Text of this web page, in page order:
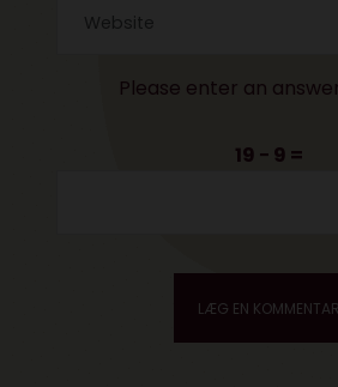
Please enter an
19 − 9 =